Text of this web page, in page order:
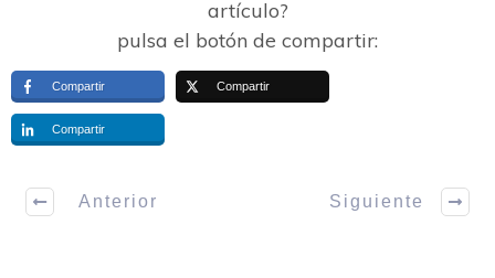
artículo?
pulsa el botón de compartir:
Compartir Compartir
Compartir
Anterior Siguiente